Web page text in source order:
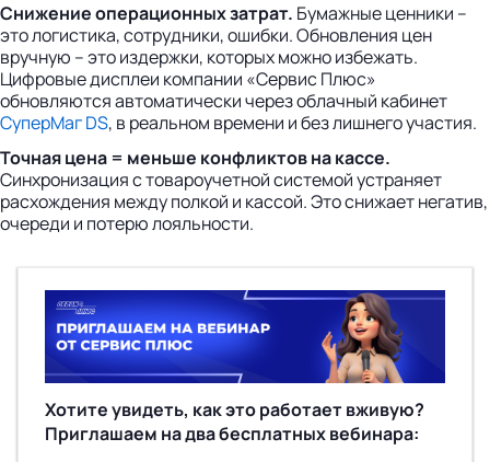
Снижение операционных затрат. Бумажные ценники –
это логистика, сотрудники, ошибки. Обновления цен
вручную – это издержки, которых можно избежать.
Цифровые дисплеи компании «Сервис Плюс»
обновляются автоматически через облачный кабинет
СуперМаг DS, в реальном времени и без лишнего участия.
Точная цена = меньше конфликтов на кассе.
Синхронизация с товароучетной системой устраняет
расхождения между полкой и кассой. Это снижает негатив,
очереди и потерю лояльности.
Хотите увидеть, как это работает вживую?
Приглашаем на два бесплатных вебинара: